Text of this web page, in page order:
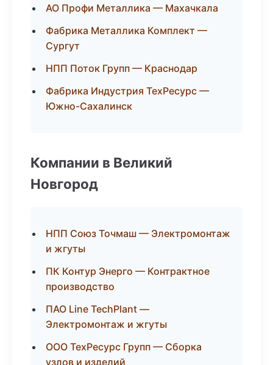
АО Профи Металлика — Махачкала
Фабрика Металлика Комплект —
Сургут
НПП Поток Групп — Краснодар
Фабрика Индустрия ТехРесурс —
Южно-Сахалинск
Компании в Великий
Новгород
НПП Союз Точмаш — Электромонтаж
и жгуты
ПК Контур Энерго — Контрактное
производство
ПАО Line TechPlant —
Электромонтаж и жгуты
ООО ТехРесурс Групп — Сборка
узлов и изделий